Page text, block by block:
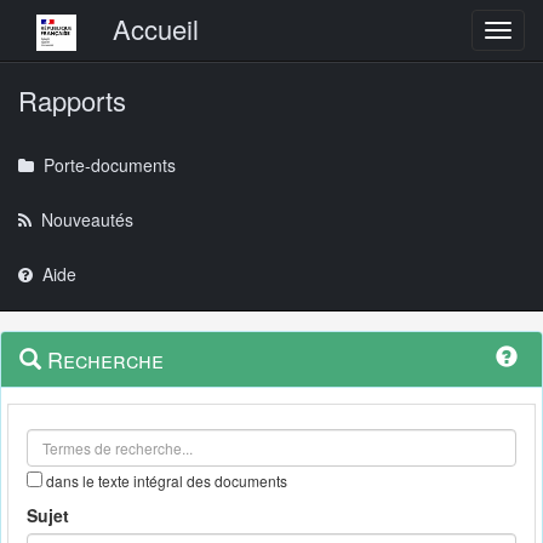
Menu principalAccueil
Rapports
Porte-documents
Nouveautés
Aide
Navigation
outils
Menu
contextuel
Recherche
dans le texte intégral des documents
Sujet